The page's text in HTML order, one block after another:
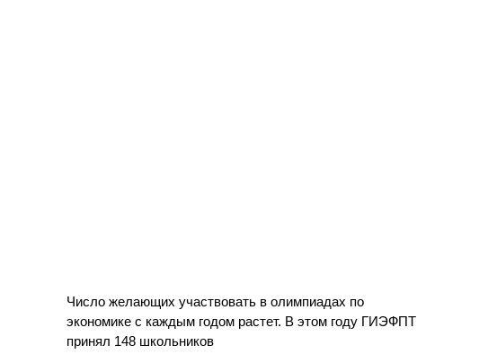
Число желающих участвовать в олимпиадах по
экономике с каждым годом растет. В этом году ГИЭФПТ
принял 148 школьников